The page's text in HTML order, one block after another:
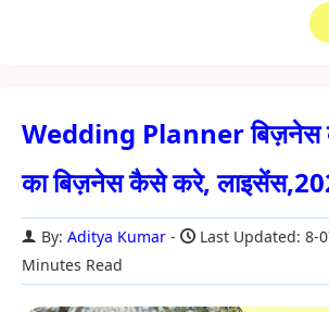
Wedding Planner बिज़नेस
का बिज़नेस कैसे करे,
By: Aditya Kumar Last Updated: 8-
Minutes Read